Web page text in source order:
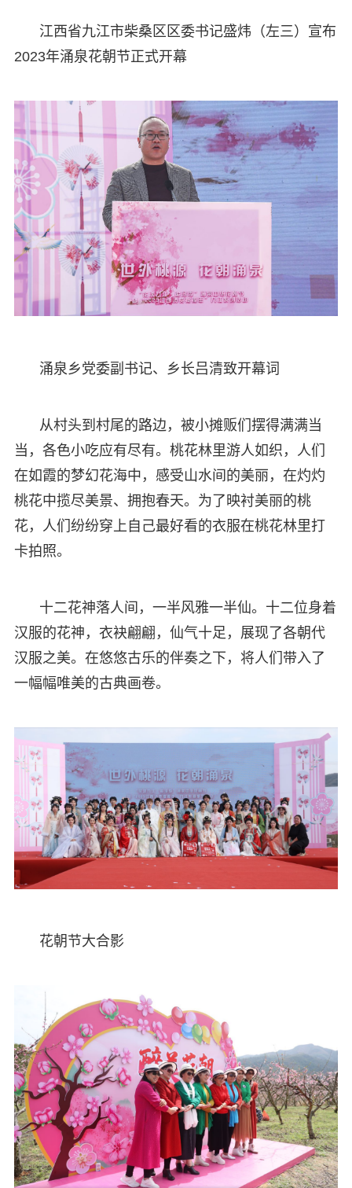
江西省九江市柴桑区区委书记盛炜（左三）宣布
2023年涌泉花朝节正式开幕
涌泉乡党委副书记、乡长吕清致开幕词
从村头到村尾的路边，被小摊贩们摆得满满当
当，各色小吃应有尽有。桃花林里游人如织，人们
在如霞的梦幻花海中，感受山水间的美丽，在灼灼
桃花中揽尽美景、拥抱春天。为了映衬美丽的桃
花，人们纷纷穿上自己最好看的衣服在桃花林里打
卡拍照。
十二花神落人间，一半风雅一半仙。十二位身着
汉服的花神，衣袂翩翩，仙气十足，展现了各朝代
汉服之美。在悠悠古乐的伴奏之下，将人们带入了
一幅幅唯美的古典画卷。
花朝节大合影